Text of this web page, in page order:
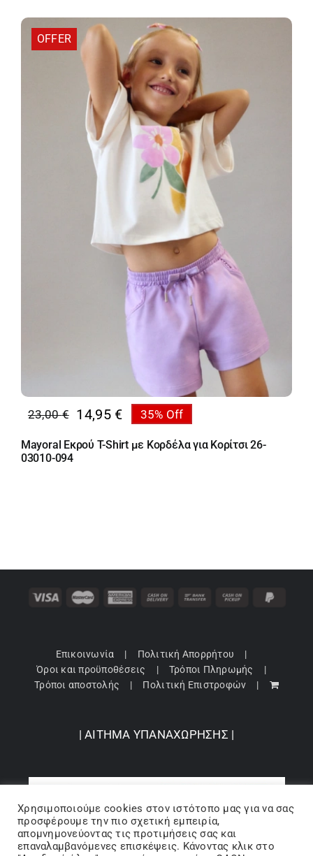
14,00 €.
είναι:
9,10 €.
OFFER
23,00€
Original
price
was:
14,95 €
Η
τρέχουσα
τιμή
35% Off
Mayoral Εκρού T-Shirt με Κορδέλα για Κορίτσι 26-
03010-094
Επικοινωνία
Πολιτική Απορρήτου
Όροι και προϋποθέσεις
Τρόποι Πληρωμής
Τρόποι αποστολής
Πολιτική Επιστροφών
| ΑΙΤΗΜΑ ΥΠΑΝΑΧΩΡΗΣΗΣ |
Χρησιμοποιούμε cookies στον ιστότοπo μας για να σας
προσφέρουμε την πιο σχετική εμπειρία,
απομνημονεύοντας τις προτιμήσεις σας και
επαναλαμβανόμενες επισκέψεις. Κάνοντας κλικ στο